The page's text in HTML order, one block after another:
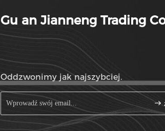
Gu an Jianneng Trading
Oddzwonimy jak najszybciej.